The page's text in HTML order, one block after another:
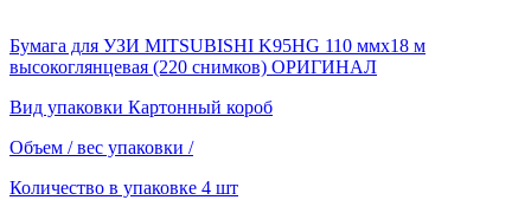
Бумага для УЗИ MITSUBISHI K95HG 110 ммх18 м
высокоглянцевая (220 снимков) ОРИГИНАЛ
Вид упаковки Картонный короб
Объем / вес упаковки /
Количество в упаковке 4 шт